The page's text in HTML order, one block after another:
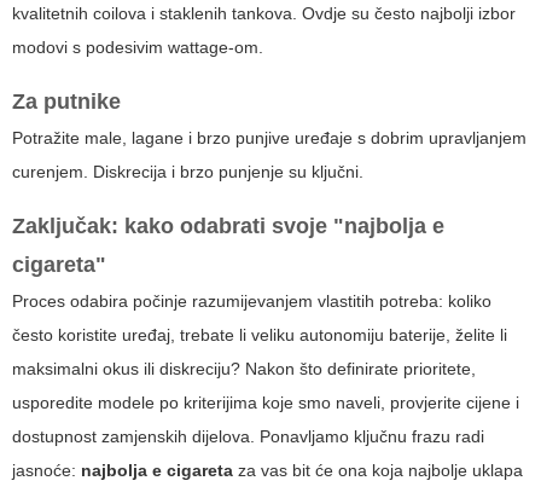
kvalitetnih coilova i staklenih tankova. Ovdje su često najbolji izbor
modovi s podesivim wattage-om.
Za putnike
Potražite male, lagane i brzo punjive uređaje s dobrim upravljanjem
curenjem. Diskrecija i brzo punjenje su ključni.
Zaključak: kako odabrati svoje "najbolja e
cigareta"
Proces odabira počinje razumijevanjem vlastitih potreba: koliko
često koristite uređaj, trebate li veliku autonomiju baterije, želite li
maksimalni okus ili diskreciju? Nakon što definirate prioritete,
usporedite modele po kriterijima koje smo naveli, provjerite cijene i
dostupnost zamjenskih dijelova. Ponavljamo ključnu frazu radi
jasnoće: najbolja e cigareta za vas bit će ona koja najbolje uklapa